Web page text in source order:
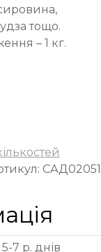
тощо.
– 1 кг.
САД02051
5-7 р. днів